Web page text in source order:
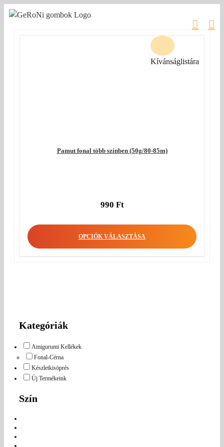
Kihagyás
Pamut fonal több színben (50g/80-85m)
990 Ft
OPCIÓK VÁLASZTÁSA
Kívánságlistára
Kategóriák
Amigurumi Kellékek
Fonal-Cérna
Készletkisöprés
Új Termékeink
Szín